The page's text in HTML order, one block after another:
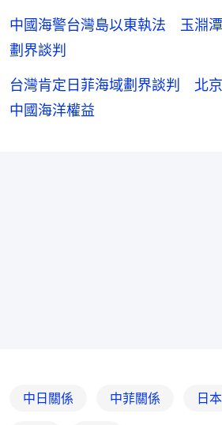
中國海警台灣島以東執法 玉淵
劃界談判
台灣肯定日菲海域劃界談判 北
中國海洋權益
中日關係 中菲關係 日本